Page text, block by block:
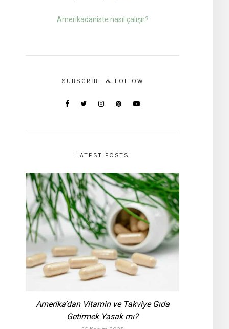
Amerikadaniste nasıl çalışır?
SUBSCRIBE & FOLLOW
LATEST POSTS
Amerika’dan Vitamin ve Takviye Gıda
Getirmek Yasak mı?